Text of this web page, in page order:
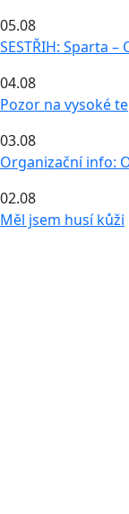
05.08
SESTŘIH: Sparta
04.08
Pozor na vysoké
03.08
Organizační info:
02.08
Měl jsem husí kůži